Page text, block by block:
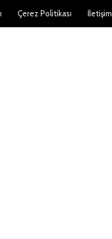
Çerez Politikası İletişim